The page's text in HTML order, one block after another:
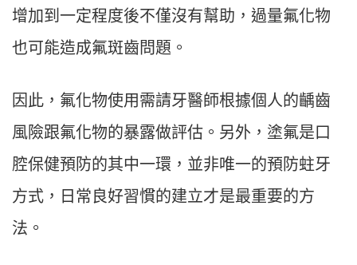
增加到一定程度後不僅沒有幫助，過量氟化物
也可能造成氟斑齒問題。
因此，氟化物使用需請牙醫師根據個人的齲齒
風險跟氟化物的暴露做評估。另外，塗氟是口
腔保健預防的其中一環，並非唯一的預防蛀牙
方式，日常良好習慣的建立才是最重要的方
法。